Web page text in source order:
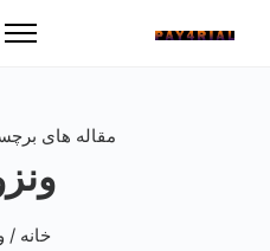
مقاله های
خانه /